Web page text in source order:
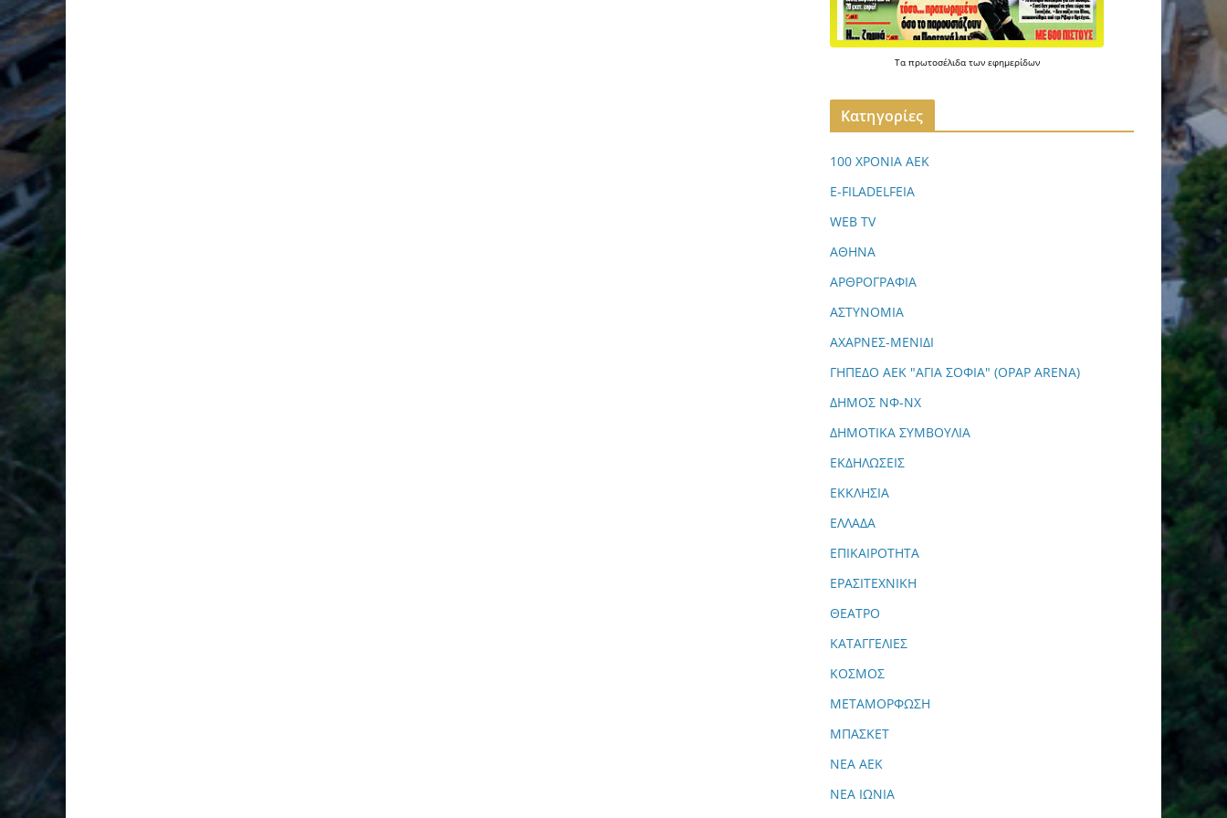
Τα πρωτοσέλιδα των εφημερίδων
Kατηγορίες
100 ΧΡΟΝΙΑ ΑΕΚ
E-FILADELFEIA
WEB TV
ΑΘΗΝΑ
ΑΡΘΡΟΓΡΑΦΙΑ
ΑΣΤΥΝΟΜΙΑ
ΑΧΑΡΝΕΣ-ΜΕΝΙΔΙ
ΓΗΠΕΔΟ ΑΕΚ "ΑΓΙΑ ΣΟΦΙΑ" (OPAP ARENA)
ΔΗΜΟΣ ΝΦ-ΝΧ
ΔΗΜΟΤΙΚΑ ΣΥΜΒΟΥΛΙΑ
ΕΚΔΗΛΩΣΕΙΣ
ΕΚΚΛΗΣΙΑ
ΕΛΛΑΔΑ
ΕΠΙΚΑΙΡΟΤΗΤΑ
ΕΡΑΣΙΤΕΧΝΙΚΗ
ΘΕΑΤΡΟ
ΚΑΤΑΓΓΕΛΙΕΣ
ΚΟΣΜΟΣ
ΜΕΤΑΜΟΡΦΩΣΗ
ΜΠΑΣΚΕΤ
ΝΕΑ ΑΕΚ
ΝΕΑ ΙΩΝΙΑ